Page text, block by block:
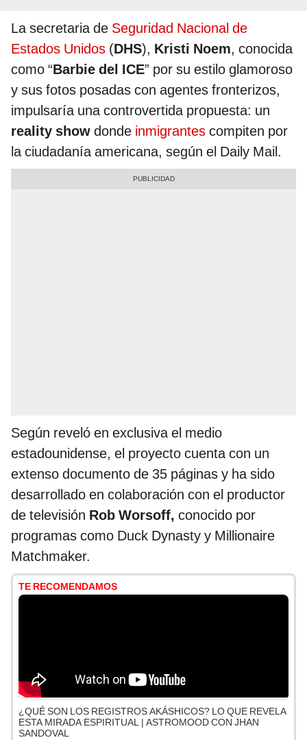
La secretaria de Seguridad Nacional de
Estados Unidos (DHS), Kristi Noem, conocida
como “Barbie del ICE” por su estilo glamoroso
y sus fotos posadas con agentes fronterizos,
impulsaría una controvertida propuesta: un
reality show donde inmigrantes compiten por
la ciudadanía americana, según el Daily Mail.
Según reveló en exclusiva el medio
estadounidense, el proyecto cuenta con un
extenso documento de 35 páginas y ha sido
desarrollado en colaboración con el productor
de televisión Rob Worsoff, conocido por
programas como Duck Dynasty y Millionaire
Matchmaker.
TE RECOMENDAMOS
¿QUÉ SON LOS REGISTROS AKÁSHICOS? LO QUE REVELA
ESTA MIRADA ESPIRITUAL | ASTROMOOD CON JHAN
SANDOVAL